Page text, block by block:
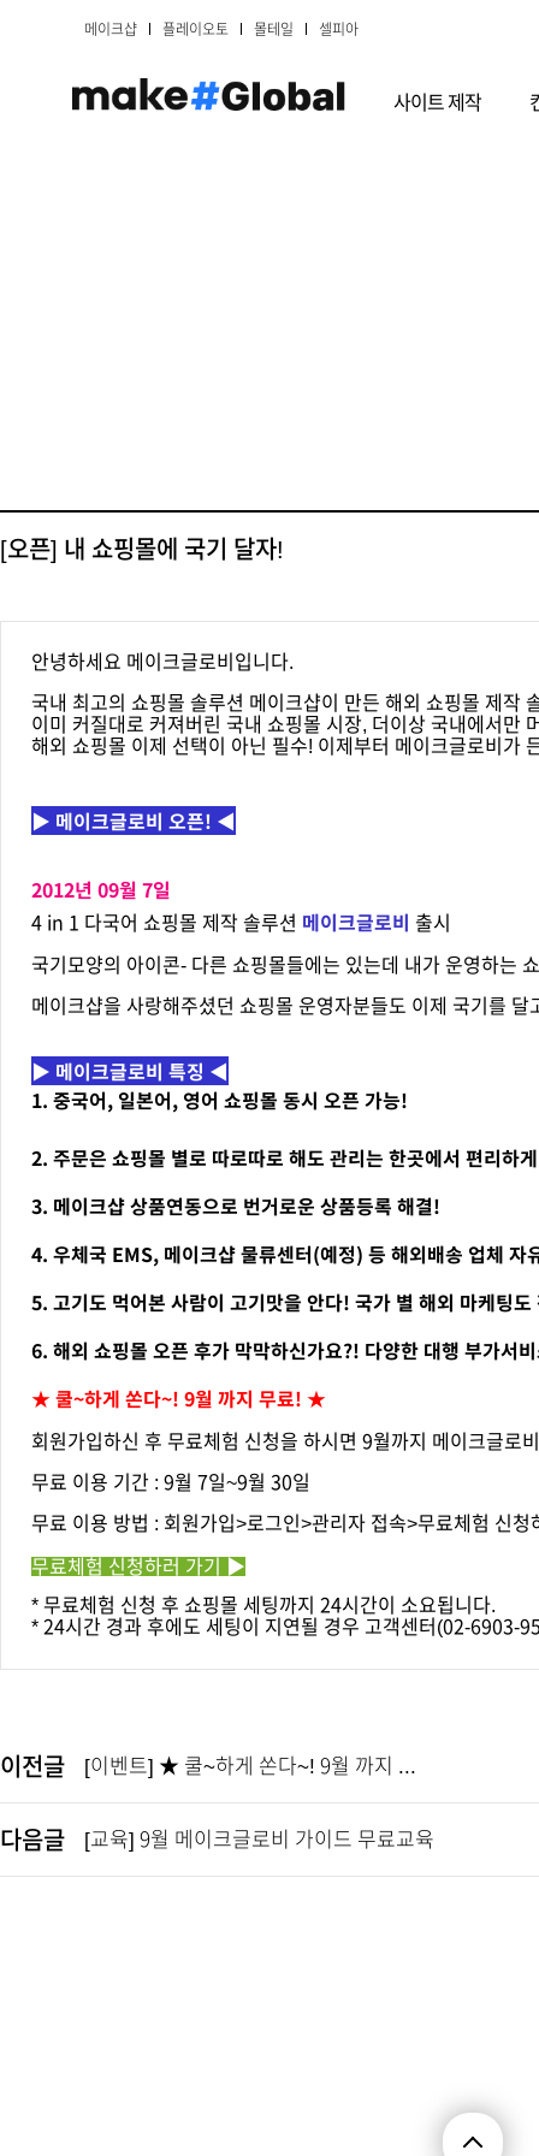
메이크샵 플레이오토 몰테일 셀피아
사이트 제작
[오픈] 내 쇼핑몰에 국기 달자!
안녕하세요 메이크글로비입니다.
국내 최고의 쇼핑몰 솔루션 메이크샵이 만든 해외 쇼핑몰 제작
이미 커질대로 커져버린 국내 쇼핑몰 시장, 더이상 국내에서만
해외 쇼핑몰 이제 선택이 아닌 필수! 이제부터 메이크글로비가
▶ 메이크글로비 오픈! ◀
2012년 09월 7일
4 in 1 다국어 쇼핑몰 제작 솔루션 메이크글로비 출시
국기모양의 아이콘- 다른 쇼핑몰들에는 있는데 내가 운영하는
메이크샵을 사랑해주셨던 쇼핑몰 운영자분들도 이제 국기를
▶ 메이크글로비 특징 ◀
1. 중국어, 일본어, 영어 쇼핑몰 동시 오픈 가능!
2. 주문은 쇼핑몰 별로 따로따로 해도 관리는 한곳에서 편리하
3. 메이크샵 상품연동으로 번거로운 상품등록 해결!
4. 우체국 EMS, 메이크샵 물류센터(예정) 등 해외배송 업체 자
5. 고기도 먹어본 사람이 고기맛을 안다! 국가 별 해외 마케팅
6. 해외 쇼핑몰 오픈 후가 막막하신가요?! 다양한 대행 부가서
★ 쿨~하게 쏜다~! 9월 까지 무료! ★
회원가입하신 후 무료체험 신청을 하시면 9월까지 메이크글로
무료 이용 기간 : 9월 7일~9월 30일
무료 이용 방법 : 회원가입>로그인>관리자 접속>무료체험 신청
무료체험 신청하러 가기 ▶
* 무료체험 신청 후 쇼핑몰 세팅까지 24시간이 소요됩니다.
* 24시간 경과 후에도 세팅이 지연될 경우 고객센터(02-6903-
이전글 [이벤트] ★ 쿨~하게 쏜다~! 9월 까지 ...
다음글 [교육] 9월 메이크글로비 가이드 무료교육